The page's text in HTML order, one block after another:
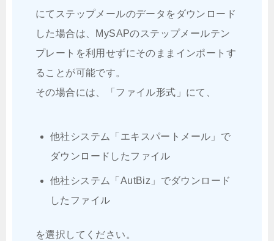
にてステップメールのデータをダウンロード
した場合は、MySAPのステップメールテン
プレートを利用せずにそのままインポートす
ることが可能です。
その場合には、「ファイル形式」にて、
他社システム「エキスパートメール」で
ダウンロードしたファイル
他社システム「AutBiz」でダウンロード
したファイル
を選択してください。